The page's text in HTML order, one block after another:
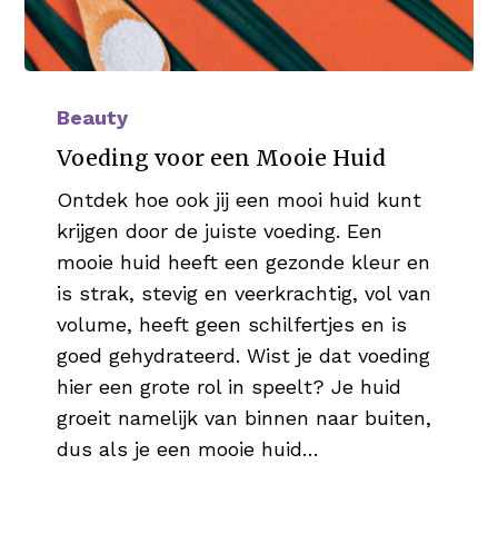
voor
een
Huid
Beauty
Voeding voor een Mooie Huid
Ontdek hoe ook jij een mooi huid kunt
krijgen door de juiste voeding. Een
mooie huid heeft een gezonde kleur en
is strak, stevig en veerkrachtig, vol van
volume, heeft geen schilfertjes en is
goed gehydrateerd. Wist je dat voeding
hier een grote rol in speelt? Je huid
groeit namelijk van binnen naar buiten,
dus als je een mooie huid…